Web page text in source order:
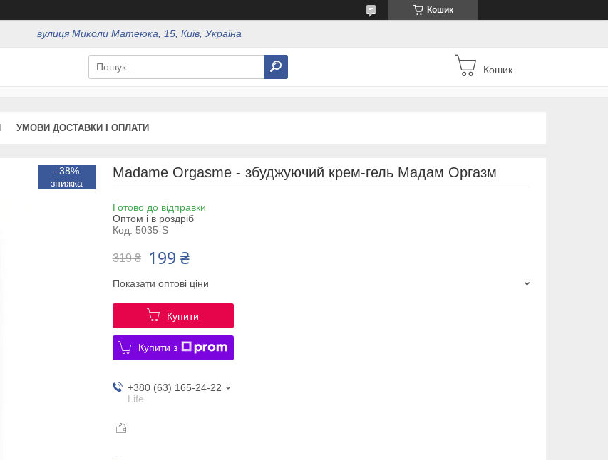
Кошик
вулиця Миколи Матеюка, 15, Київ, Україна
Кошик
УМОВИ ДОСТАВКИ І ОПЛАТИ
–38% Madame Orgasme - збуджуючий крем-гель Мадам Оргазм
Готово до відправки
Оптом і в роздріб
Код: 5035-S
319 ₴ 199 ₴
Показати оптові ціни
Купити
Купити з
+380 (63) 165-24-22
Life